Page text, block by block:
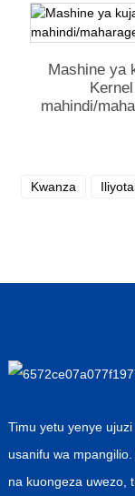
Mashine ya
Kernel
mahindi/
Kwanza
Timu yetu yenye
usanifu wa
na kuongeza uwezo,